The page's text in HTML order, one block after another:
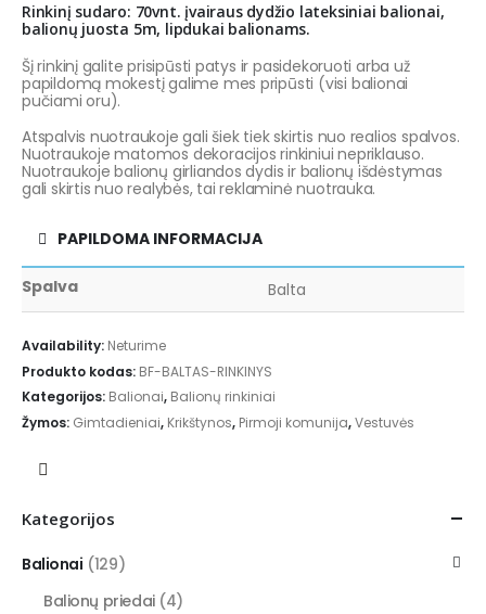
Rinkinį sudaro: 70vnt. įvairaus dydžio lateksiniai balionai,
balionų juosta 5m, lipdukai balionams.
Šį rinkinį galite prisipūsti patys ir pasidekoruoti arba už
papildomą mokestį galime mes pripūsti (visi balionai
pučiami oru).
Atspalvis nuotraukoje gali šiek tiek skirtis nuo realios spalvos.
Nuotraukoje matomos dekoracijos rinkiniui nepriklauso.
Nuotraukoje balionų girliandos dydis ir balionų išdėstymas
gali skirtis nuo realybės, tai reklaminė nuotrauka.
PAPILDOMA INFORMACIJA
Spalva Balta
Availability: Neturime
Produkto kodas: BF-BALTAS-RINKINYS
Kategorijos: Balionai, Balionų rinkiniai
Žymos: Gimtadieniai, Krikštynos, Pirmoji komunija,Vestuvės
Kategorijos
Balionai (129)
Balionų priedai (4)